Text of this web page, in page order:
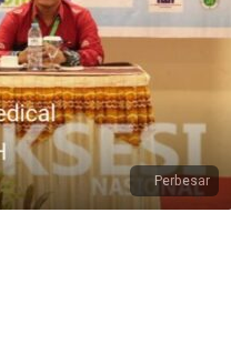
Perbesar